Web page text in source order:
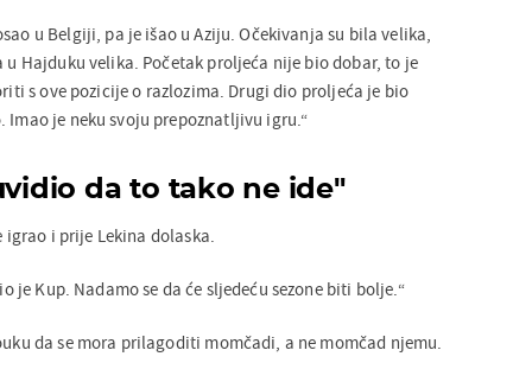
u Belgiji, pa je išao u Aziju. Očekivanja su bila velika,
u Hajduku velika. Početak proljeća nije bio dobar, to je
s ove pozicije o razlozima. Drugi dio proljeća je bio
Imao je neku svoju prepoznatljivu igru.“
da to tako ne ide"
i prije Lekina dolaska.
je Kup. Nadamo se da će sljedeću sezone biti bolje.“
da se mora prilagoditi momčadi, a ne momčad njemu.